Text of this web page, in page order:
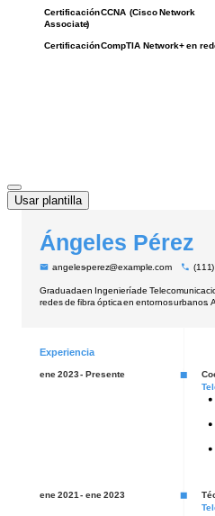
Usar plantilla